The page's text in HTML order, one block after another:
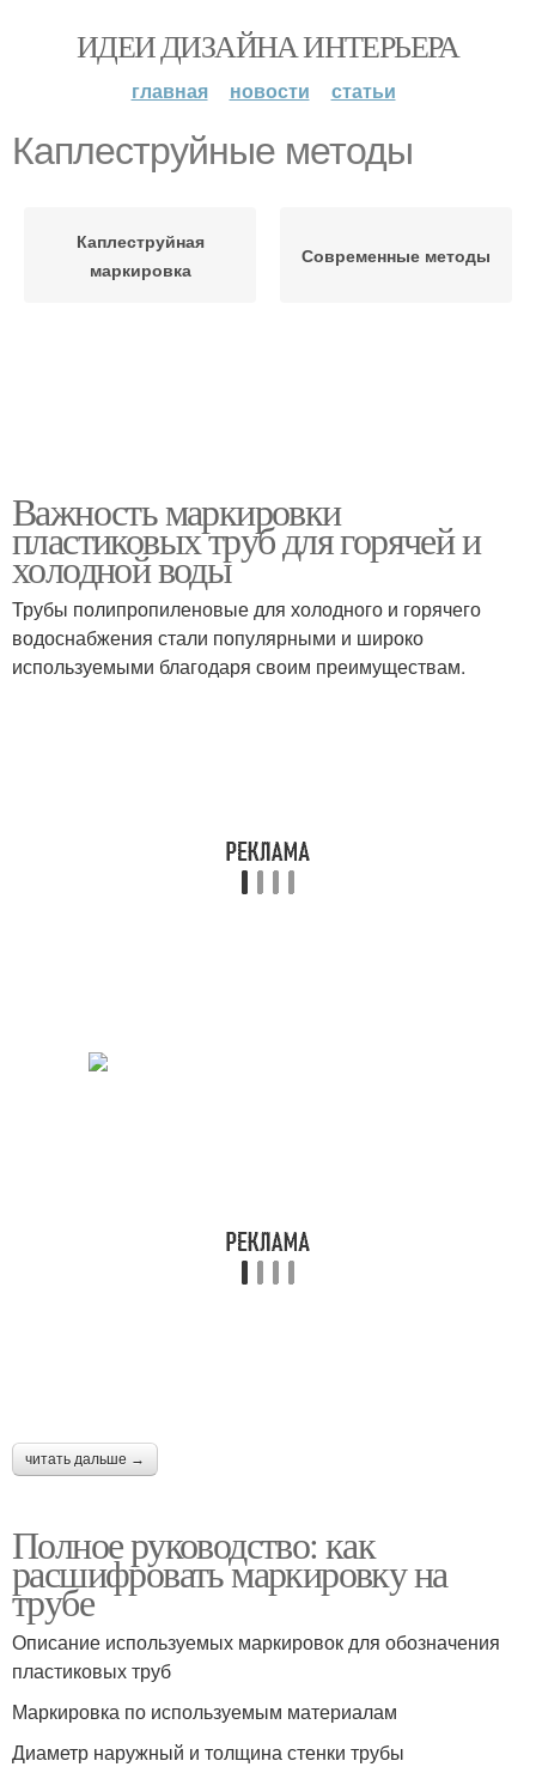
ИДЕИ ДИЗАЙНА ИНТЕРЬЕРА
главная новости статьи
Каплеструйные методы
Каплеструйная
маркировка
Современные методы
Важность маркировки
пластиковых труб для горячей и
холодной воды
Трубы полипропиленовые для холодного и горячего
водоснабжения стали популярными и широко
используемыми благодаря своим преимуществам.
читать дальше →
Полное руководство: как
расшифровать маркировку на
трубе
Описание используемых маркировок для обозначения
пластиковых труб
Маркировка по используемым материалам
Диаметр наружный и толщина стенки трубы